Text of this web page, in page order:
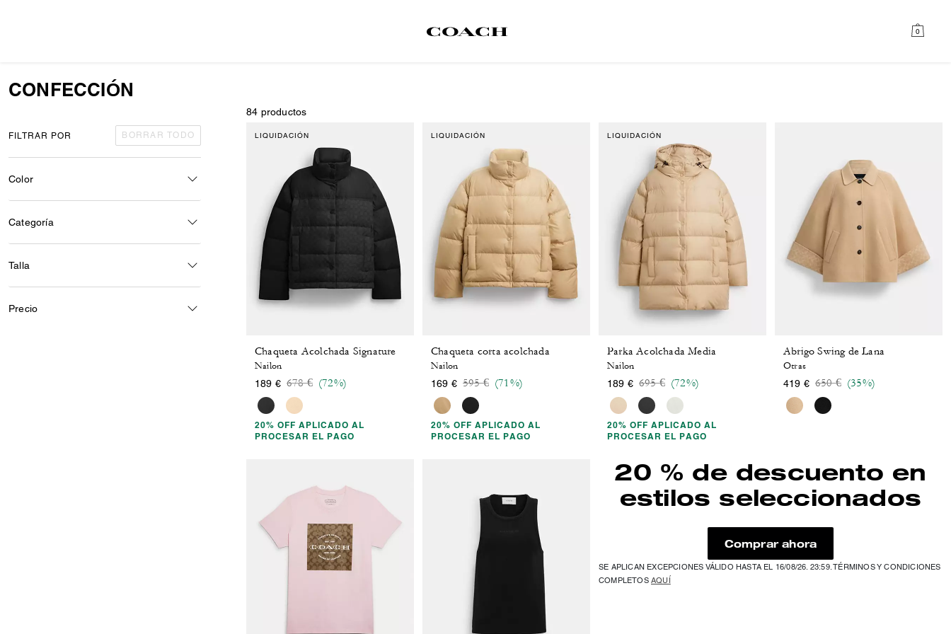
0
CONFECCIÓN
FILTRAR POR BORRAR TODO
Color
Categoría
Talla
Precio
84 productos
LIQUIDACIÓN
Chaqueta Acolchada Signature
Nailon
189 € Price reduced from
678 €to(72%)
20% OFF APLICADO AL
PROCESAR EL PAGO
LIQUIDACIÓN
Chaqueta corta acolchada
Nailon
169 € Price reduced from
595 €to(71%)
20% OFF APLICADO AL
PROCESAR EL PAGO
LIQUIDACIÓN
Parka Acolchada Media
Nailon
189 € Price reduced from
695 €to(72%)
20% OFF APLICADO AL
PROCESAR EL PAGO
Abrigo Swing de Lana
Otras
419 € Price reduced from
650 €to(35%)
20 % de descuento en
estilos seleccionados
Comprar ahora
SE APLICAN EXCEPCIONES VÁLIDO HASTA EL 16/08/26. 23:59. TÉRMINOS Y CONDICIONES
COMPLETOS AQUÍ